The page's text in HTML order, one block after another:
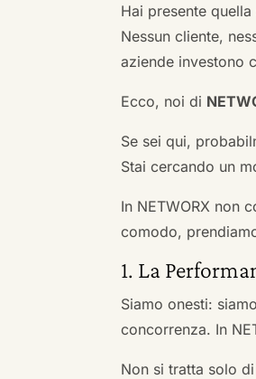
Hai presente
Nessun cliente,
aziende investono
Ecco, noi di
Se sei qui,
Stai cercando un
In NETWORX non
comodo,
1. La
Siamo onesti:
concorrenza. In
Non si tratta solo